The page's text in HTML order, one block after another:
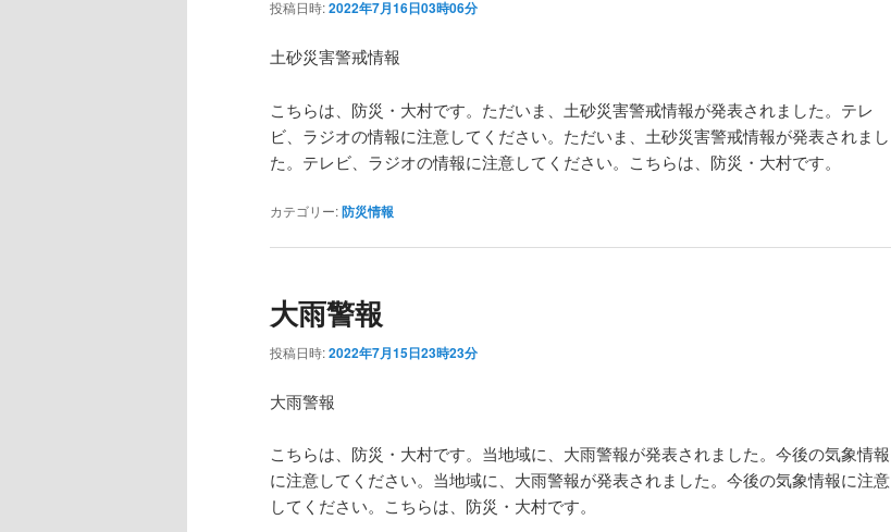
投稿日時:2022年7月16日03時06分
土砂災害警戒情報
こちらは、防災・大村です。ただいま、土砂災害警戒情報が発表されました。テレ
ビ、ラジオの情報に注意してください。ただいま、土砂災害警戒情報が発表されまし
た。テレビ、ラジオの情報に注意してください。こちらは、防災・大村です。
カテゴリー:防災情報
大雨警報
投稿日時:2022年7月15日23時23分
大雨警報
こちらは、防災・大村です。当地域に、大雨警報が発表されました。今後の気象情報
に注意してください。当地域に、大雨警報が発表されました。今後の気象情報に注意
してください。こちらは、防災・大村です。